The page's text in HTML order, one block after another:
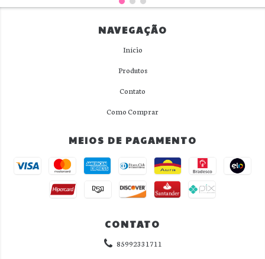
NAVEGAÇÃO
Início
Produtos
Contato
Como Comprar
MEIOS DE PAGAMENTO
CONTATO
85992331711